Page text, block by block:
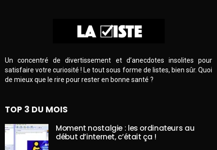
Un concentré de divertissement et d’anecdotes insolites pour
satisfaire votre curiosité ! Le tout sous forme de listes, bien sûr. Quoi
de mieux que le rire pour rester en bonne santé ?
TOP 3 DU MOIS
Moment nostalgie : les ordinateurs au
début d’internet, c’était ça !